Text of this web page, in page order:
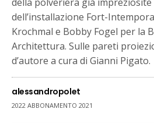
dell’installazione Fort-
Krochmal e Bobby Fogel per la
Architettura. Sulle pareti
d’autore a cura di Gianni Pigato.
alessandropolet
2022 ABBONAMENTO 2021